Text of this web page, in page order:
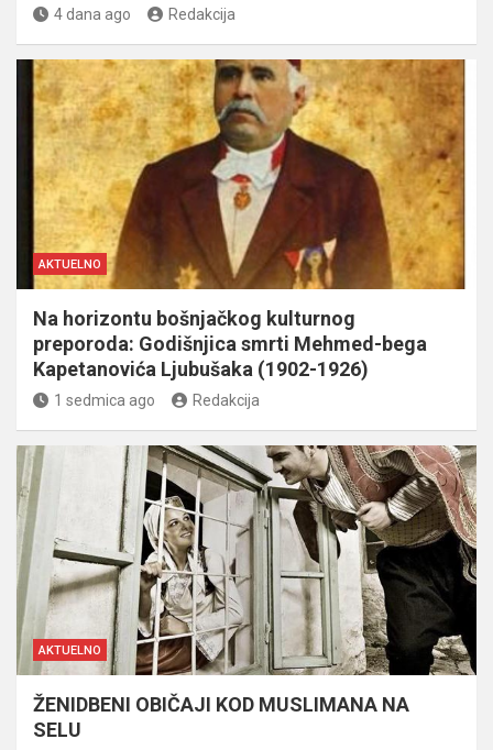
4 dana ago Redakcija
AKTUELNO
Na horizontu bošnjačkog kulturnog
preporoda: Godišnjica smrti Mehmed-bega
Kapetanovića Ljubušaka (1902-1926)
1 sedmica ago Redakcija
AKTUELNO
ŽENIDBENI OBIČAJI KOD MUSLIMANA NA
SELU